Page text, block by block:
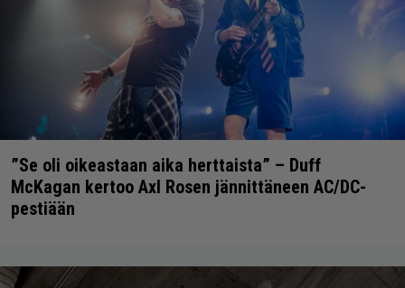
”Se oli oikeastaan aika herttaista” – Duff
McKagan kertoo Axl Rosen jännittäneen AC/DC-
pestiään